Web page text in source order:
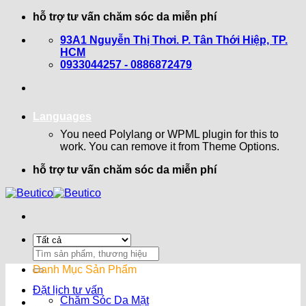
hỗ trợ tư vấn chăm sóc da miễn phí
93A1 Nguyễn Thị Thơi. P. Tân Thới Hiệp, TP.
HCM
0933044257 - 0886872479
Languages
You need Polylang or WPML plugin for this to
work. You can remove it from Theme Options.
hỗ trợ tư vấn chăm sóc da miễn phí
Search
for:
Đặt lịch tư vấn
Danh Mục Sản Phẩm
Chăm Sóc Da Mặt